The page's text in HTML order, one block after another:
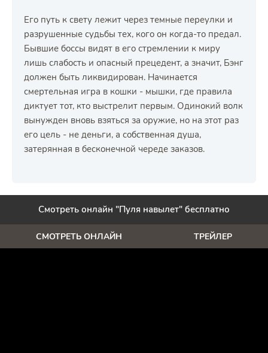
Его путь к свету лежит через темные переулки и
разрушенные судьбы тех, кого он когда-то предал.
Бывшие боссы видят в его стремлении к миру
лишь слабость и опасный прецедент, а значит, Бэнг
должен быть ликвидирован. Начинается
смертельная игра в кошки - мышки, где правила
диктует тот, кто выстрелит первым. Одинокий волк
вынужден вновь взяться за оружие, но на этот раз
его цель - не деньги, а собственная душа,
затерянная в бесконечной череде заказов.
Смотреть онлайн "Пуля навылет" бесплатно
СМОТРЕТЬ ОНЛАЙН ТРЕЙЛЕР